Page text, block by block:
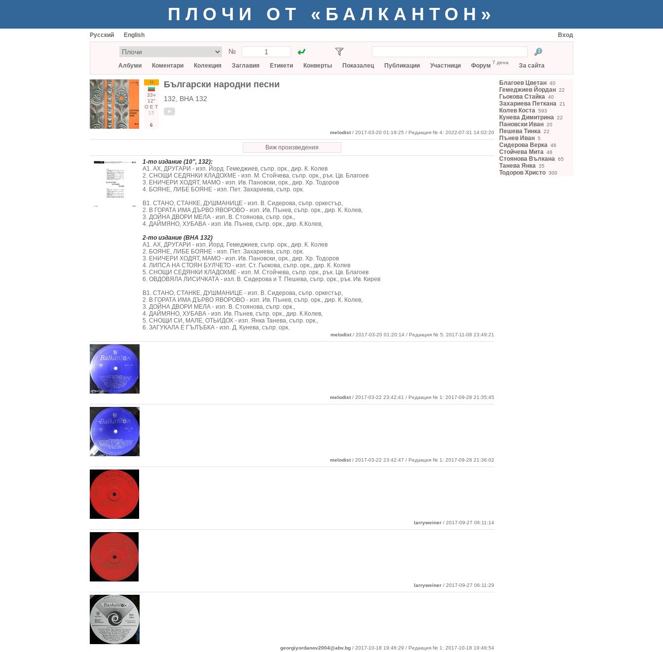
ПЛОЧИ ОТ «БАЛКАНТОН»
Русский English Вход
№
Албуми Коментари Колекция Заглавия Етикети Конверты Показалец Публикации Участници Форум 7 дена За сайта
Н
33○
12"
О Е Т
15
6
Български народни песни
132, ВНА 132
melodist / 2017-03-20 01:19:25 / Редакция № 4: 2022-07-31 14:02:20
Виж произведения
1-то издание (10", 132):
А1. АХ, ДРУГАРИ - изп. Йорд. Гемеджиев, съпр. орк., дир. К. Колев
2. СНОЩИ СЕДЯНКИ КЛАДОХМЕ - изп. М. Стойчева, съпр. орк., рък. Цв. Благоев
3. ЕНИЧЕРИ ХОДЯТ, МАМО - изп. Ив. Пановски, орк., дир. Хр. Тодоров
4. БОЯНЕ, ЛИБЕ БОЯНЕ - изп. Пет. Захариева, съпр. орк.
В1. СТАНО, СТАНКЕ, ДУШМАНИЦЕ - изп. В. Сидерова, съпр. оркестър,
2. В ГОРАТА ИМА ДЪРВО ЯВОРОВО - изп. Ив. Пънев, съпр. орк., дир. К. Колев,
3. ДОЙНА ДВОРИ МЕЛА - изп. В. Стоянова, съпр. орк.,
4. ДАЙМЯНО, ХУБАВА - изп. Ив. Пънев, съпр. орк., дир. К.Колев,
2-то издание (ВНА 132)
А1. АХ, ДРУГАРИ - изп. Йорд. Гемеджиев, съпр. орк., дир. К. Колев
2. БОЯНЕ, ЛИБЕ БОЯНЕ - изп. Пет. Захариева, съпр. орк.
3. ЕНИЧЕРИ ХОДЯТ, МАМО - изп. Ив. Пановски, орк., дир. Хр. Тодоров
4. ЛИПСА НА СТОЯН БУЛЧЕТО - изп. Ст. Гьокова, съпр. орк., дир. К. Колев
5. СНОЩИ СЕДЯНКИ КЛАДОХМЕ - изп. М. Стойчева, съпр. орк., рък. Цв. Благоев
6. ОВДОВЯЛА ЛИСИЧКАТА - изл. В. Сидерова и Т. Пешева, съпр. орк., рък. Ив. Кирев
В1. СТАНО, СТАНКЕ, ДУШМАНИЦЕ - изп. В. Сидерова, съпр. оркестър,
2. В ГОРАТА ИМА ДЪРВО ЯВОРОВО - изп. Ив. Пънев, съпр. орк., дир. К. Колев,
3. ДОЙНА ДВОРИ МЕЛА - изп. В. Стоянова, съпр. орк.,
4. ДАЙМЯНО, ХУБАВА - изп. Ив. Пънев, съпр. орк., дир. К.Колев,
5. СНОЩИ СИ, МАЛЕ, ОТЬИДОХ - изп. Янка Танева, съпр. орк.,
6. ЗАГУКАЛА Е ГЪЛЪБКА - изп. Д. Кунева, съпр. орк.
melodist / 2017-03-20 01:20:14 / Редакция № 5: 2017-11-08 23:49:21
melodist / 2017-03-22 23:42:41 / Редакция № 1: 2017-09-28 21:35:45
melodist / 2017-03-22 23:42:47 / Редакция № 1: 2017-09-28 21:36:02
larryweiner / 2017-09-27 06:11:14
larryweiner / 2017-09-27 06:11:29
georgiyordanov2004@abv.bg / 2017-10-18 19:46:29 / Редакция № 1: 2017-10-18 19:46:54
Благоев Цветан 40
Гемеджиев Йордан 22
Гьокова Стайка 40
Захариева Петкана 21
Колев Коста 593
Кунева Димитрина 22
Пановски Иван 20
Пешева Тинка 22
Пънев Иван 5
Сидерова Верка 46
Стойчева Мита 48
Стоянова Вълкана 65
Танева Янка 35
Тодоров Христо 300